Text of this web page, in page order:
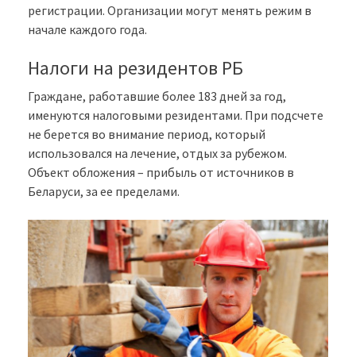
регистрации. Организации могут менять режим в
начале каждого года.
Налоги на резидентов РБ
Граждане, работавшие более 183 дней за год,
именуются налоговыми резидентами. При подсчете
не берется во внимание период, который
использовался на лечение, отдых за рубежом.
Объект обложения – прибыль от источников в
Беларуси, за ее пределами.